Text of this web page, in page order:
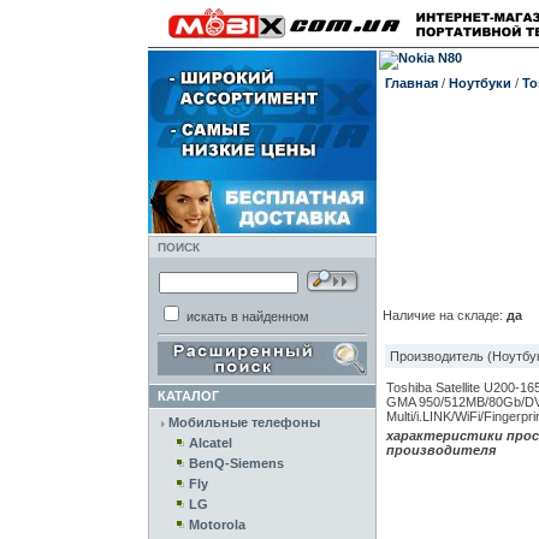
ПОИСК
искать в найденном
КАТАЛОГ
Мобильные телефоны
Alcatel
BenQ-Siemens
Fly
LG
Motorola
Главная / Ноутбуки /
Наличие на складе: да
Производитель
Toshiba Satellite U200-
GMA 950/512MB/80Gb/
Multi/i.LINK/WiFi/
характеристики
производителя